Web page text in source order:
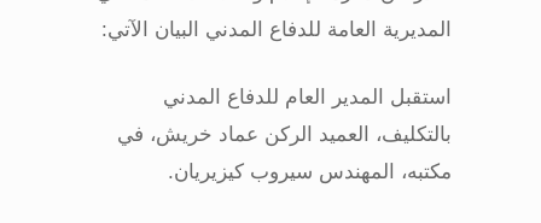
المديرية العامة للدفاع المدني البيان الآتي:
استقبل المدير العام للدفاع المدني
بالتكليف، العميد الركن عماد خريش، في
مكتبه، المهندس سيروب كيزيريان.